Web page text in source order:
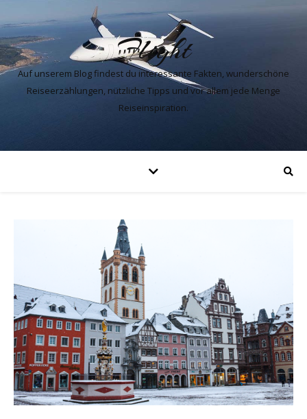
Flight
Auf unserem Blog findest du interessante Fakten, wunderschöne
Reiseerzählungen, nützliche Tipps und vor allem jede Menge
Reiseinspiration.